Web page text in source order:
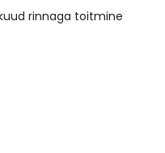
rinnaga toitmine